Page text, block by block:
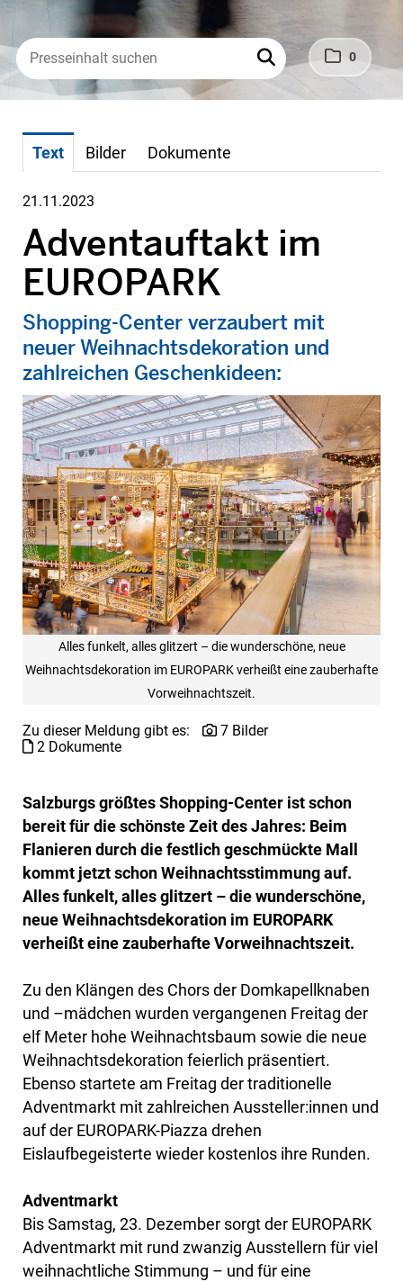
0
Text Bilder Dokumente
21.11.2023
Adventauftakt im
EUROPARK
Shopping-Center verzaubert mit
neuer Weihnachtsdekoration und
zahlreichen Geschenkideen:
Alles funkelt, alles glitzert – die wunderschöne, neue
Weihnachtsdekoration im EUROPARK verheißt eine zauberhafte
Vorweihnachtszeit.
Zu dieser Meldung gibt es:
7 Bilder
2 Dokumente
Salzburgs größtes Shopping-Center ist schon
bereit für die schönste Zeit des Jahres: Beim
Flanieren durch die festlich geschmückte Mall
kommt jetzt schon Weihnachtsstimmung auf.
Alles funkelt, alles glitzert – die wunderschöne,
neue Weihnachtsdekoration im EUROPARK
verheißt eine zauberhafte Vorweihnachtszeit.
Zu den Klängen des Chors der Domkapellknaben
und –mädchen wurden vergangenen Freitag der
elf Meter hohe Weihnachtsbaum sowie die neue
Weihnachtsdekoration feierlich präsentiert.
Ebenso startete am Freitag der traditionelle
Adventmarkt mit zahlreichen Aussteller:innen und
auf der EUROPARK-Piazza drehen
Eislaufbegeisterte wieder kostenlos ihre Runden.
Adventmarkt
Bis Samstag, 23. Dezember sorgt der EUROPARK
Adventmarkt mit rund zwanzig Ausstellern für viel
weihnachtliche Stimmung – und für eine